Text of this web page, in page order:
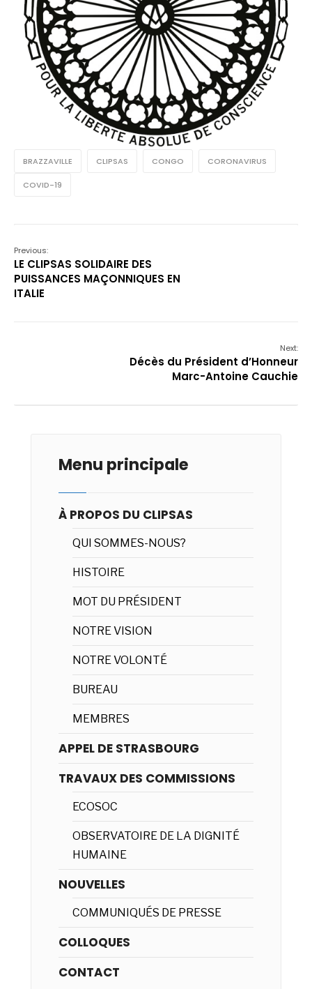
BRAZZAVILLE CLIPSAS CONGO CORONAVIRUS
COVID-19
Previous:
LE CLIPSAS SOLIDAIRE DES
PUISSANCES MAÇONNIQUES EN
ITALIE
Next:
Décès du Président d’Honneur
Marc-Antoine Cauchie
Menu principale
À PROPOS DU CLIPSAS
QUI SOMMES-NOUS?
HISTOIRE
MOT DU PRÉSIDENT
NOTRE VISION
NOTRE VOLONTÉ
BUREAU
MEMBRES
APPEL DE STRASBOURG
TRAVAUX DES COMMISSIONS
ECOSOC
OBSERVATOIRE DE LA DIGNITÉ
HUMAINE
NOUVELLES
COMMUNIQUÉS DE PRESSE
COLLOQUES
CONTACT